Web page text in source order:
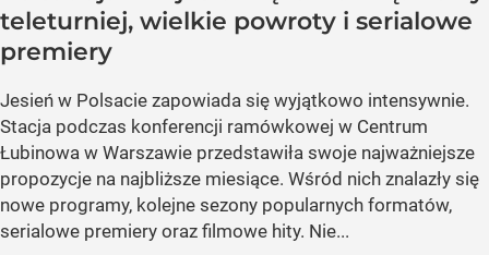
teleturniej, wielkie powroty i serialowe
premiery
Jesień w Polsacie zapowiada się wyjątkowo intensywnie.
Stacja podczas konferencji ramówkowej w Centrum
Łubinowa w Warszawie przedstawiła swoje najważniejsze
propozycje na najbliższe miesiące. Wśród nich znalazły się
nowe programy, kolejne sezony popularnych formatów,
serialowe premiery oraz filmowe hity. Nie...